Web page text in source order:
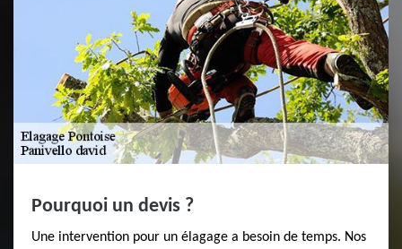
Pourquoi un devis ?
Une intervention pour un élagage a besoin de temps. Nos